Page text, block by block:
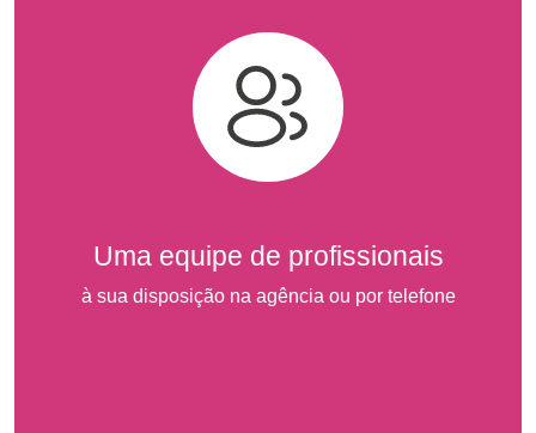
Uma equipe de profissionais
à sua disposição na agência ou por telefone